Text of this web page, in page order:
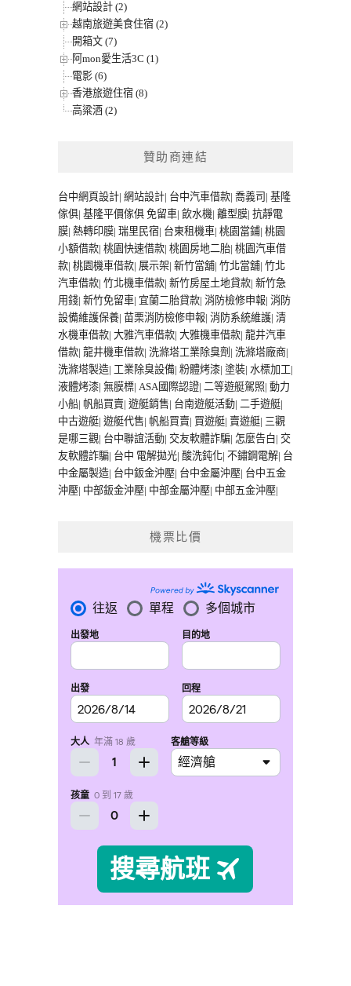
網站設計 (2)
越南旅遊美食住宿 (2)
開箱文 (7)
阿mon愛生活3C (1)
電影 (6)
香港旅遊住宿 (8)
高粱酒 (2)
贊助商連結
台中網頁設計| 網站設計| 台中汽車借款| 喬義司 | 基隆
傢俱| 基隆平價傢俱 免留車| 飲水機| 離型膜| 抗靜電
膜| 熱轉印膜| 瑞里民宿| 台東租機車| 桃園當鋪| 桃園
小額借款| 桃園快速借款| 桃園房地二胎| 桃園汽車借
款| 桃園機車借款| 展示架| 新竹當舖| 竹北當舖| 竹北
汽車借款| 竹北機車借款| 新竹房屋土地貸款| 新竹急
用錢| 新竹免留車| 宜蘭二胎貸款| 消防檢修申報| 消防
設備維護保養| 苗栗消防檢修申報| 消防系統維護| 清
水機車借款| 大雅汽車借款| 大雅機車借款| 龍井汽車
借款| 龍井機車借款| 洗滌塔工業除臭劑 | 洗滌塔廠商|
洗滌塔製造| 工業除臭設備| 粉體烤漆| 塗裝| 水標加工|
液體烤漆| 無膜標| ASA國際認證| 二等遊艇駕照| 動力
小船| 帆船買賣| 遊艇銷售| 台南遊艇活動| 二手遊艇|
中古遊艇| 遊艇代售| 帆船買賣| 買遊艇| 賣遊艇| 三觀
是哪三觀| 台中聯誼活動| 交友軟體詐騙| 怎麼告白| 交
友軟體詐騙| 台中 電解拋光| 酸洗鈍化| 不鏽鋼電解| 台
中金屬製造| 台中鈑金沖壓| 台中金屬沖壓| 台中五金
沖壓| 中部鈑金沖壓| 中部金屬沖壓| 中部五金沖壓|
機票比價